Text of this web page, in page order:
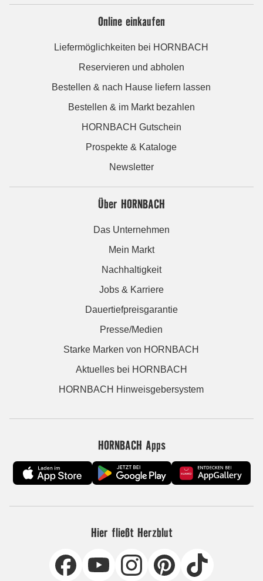
Online einkaufen
Liefermöglichkeiten bei HORNBACH
Reservieren und abholen
Bestellen & nach Hause liefern lassen
Bestellen & im Markt bezahlen
HORNBACH Gutschein
Prospekte & Kataloge
Newsletter
Über HORNBACH
Das Unternehmen
Mein Markt
Nachhaltigkeit
Jobs & Karriere
Dauertiefpreisgarantie
Presse/Medien
Starke Marken von HORNBACH
Aktuelles bei HORNBACH
HORNBACH Hinweisgebersystem
HORNBACH Apps
Hier fließt Herzblut